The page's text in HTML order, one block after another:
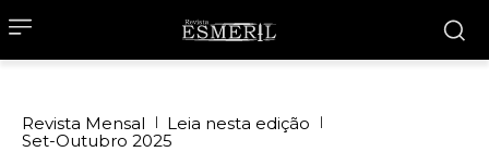
Revista Mensal
Leia nesta edição
Set-Outubro 2025